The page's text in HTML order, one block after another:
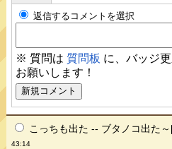
返信するコメントを選択
※ 質問は 質問板 に、バッジ
お願いします！
こっちも出た -- ブタノコ出た
43:14